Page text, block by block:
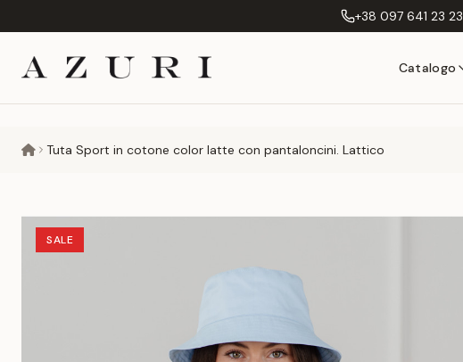
+38 097 641 23 23
Catalogo
Tuta Sport in cotone color latte con pantaloncini. Lattico
SALE